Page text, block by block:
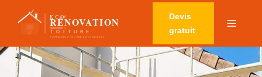
Devis
gratuit